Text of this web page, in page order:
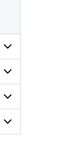
Undersidor
för
Radar
och
Undersidor
för
Väder
till
Undersidor
för